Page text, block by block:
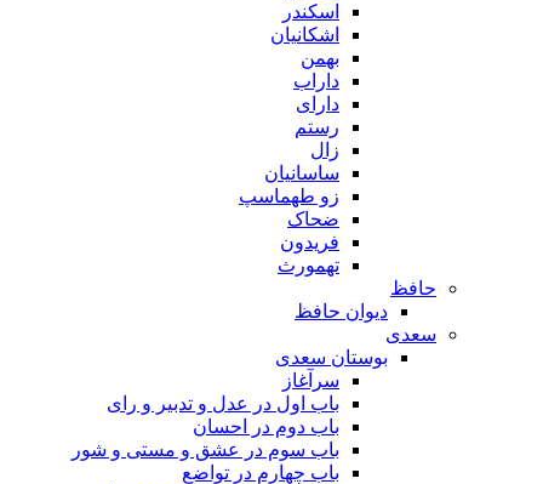
اسکندر
اشکانیان
بهمن
داراب
دارای
رستم
زال
ساسانیان
زو طهماسپ‏
ضحاک
فریدون
تهمورث
حافظ
دیوان حافظ
سعدی
بوستان سعدی
سرآغاز
باب اول در عدل و تدبیر و رای
باب دوم در احسان
باب سوم در عشق و مستی و شور
باب چهارم در تواضع